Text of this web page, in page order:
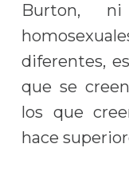
Burton,
diferentes,
que se
los que
hace